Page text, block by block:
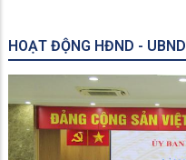
HOẠT ĐỘNG HĐND - UBND